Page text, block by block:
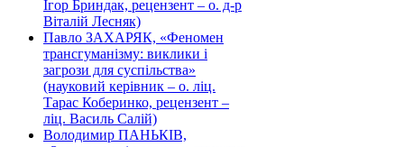
Ігор Бриндак, рецензент – о. д-р
Віталій Лесняк)
Павло ЗАХАРЯК, «Феномен
трансгуманізму: виклики і
загрози для суспільства»
(науковий керівник – о. ліц.
Тарас Коберинко, рецензент –
ліц. Василь Салій)
Володимир ПАНЬКІВ,